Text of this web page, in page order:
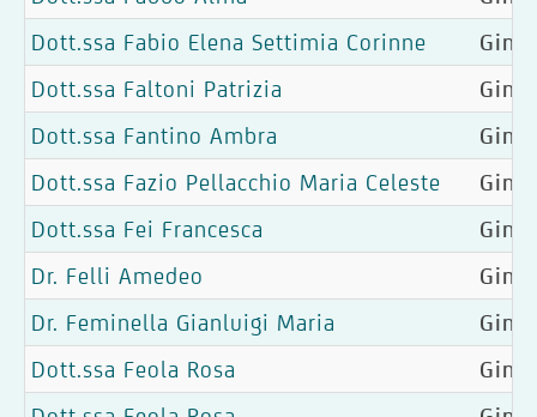
Dott.ssa Fabio Elena Settimia Corinne
Dott.ssa Faltoni Patrizia
Dott.ssa Fantino Ambra
Dott.ssa Fazio Pellacchio Maria Celeste
Dott.ssa Fei Francesca
Dr. Felli Amedeo
Dr. Feminella Gianluigi Maria
Dott.ssa Feola Rosa